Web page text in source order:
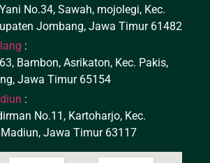
No.34, Sawah, mojolegi, Kec.
Jombang, Jawa Timur 61482
:
Bambon, Asrikaton, Kec. Pakis,
Jawa Timur 65154
:
No.11, Kartoharjo, Kec.
Jawa Timur 63117